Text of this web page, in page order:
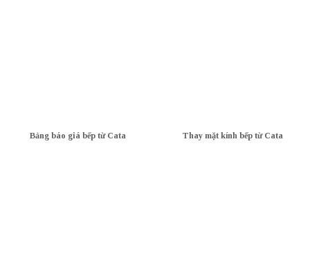
Bảng báo giá bếp từ Cata Thay mặt kính bếp từ Cata